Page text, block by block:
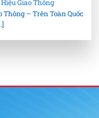
Giao Thông
– Trên Toàn Quốc